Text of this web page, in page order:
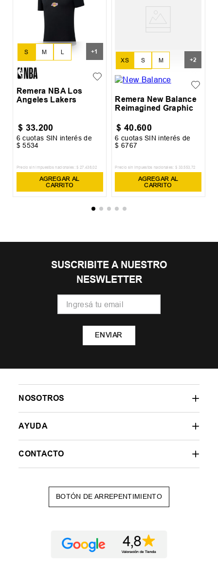
S L
M
XL
+1
Remera NBA Los
Angeles Lakers
$ 33.200
6 cuotas SIN interés de
$ 5534
Precio sin impuestos nacionales: $ 27 .438,02
AGREGAR AL
CARRITO
S
L
M
XL
XS +2
Remera New Balance
Reimagined Graphic
$ 40.600
6 cuotas SIN interés de
$ 6767
Precio sin impuestos nacionales: $ 33.553,72
AGREGAR AL
CARRITO
SUSCRIBITE A NUESTRO
NESWLETTER
ENVIAR
NOSOTROS
AYUDA
CONTACTO
BOTÓN DE ARREPENTIMIENTO